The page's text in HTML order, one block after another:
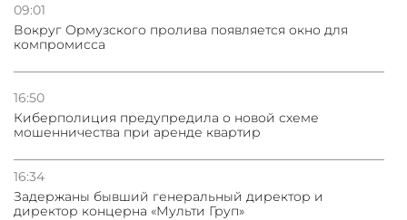
09:01
Вокруг Ормузского пролива появляется окно для
компромисса
16:50
Киберполиция предупредила о новой схеме
мошенничества при аренде квартир
16:34
Задержаны бывший генеральный директор и
директор концерна «Мульти Груп»
31.07.2026
31.07.2026
условии прекращения огня